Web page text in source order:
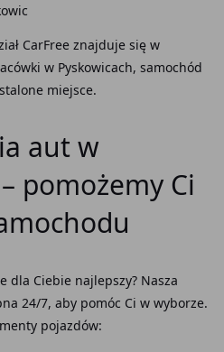
CarFree znajduje się w
w Pyskowicach, samochód
miejsce.
aut w
pomożemy Ci
dla Ciebie najlepszy? Nasza
24/7, aby pomóc Ci w wyborze.
pojazdów: